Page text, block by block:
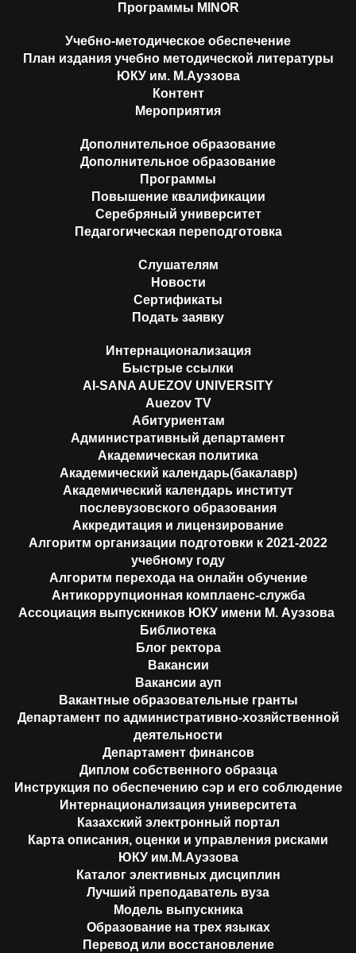
Программы MINOR
Учебно-методическое обеспечение
План издания учебно методической литературы
ЮКУ им. М.Ауэзова
Контент
Мероприятия
Дополнительное образование
Дополнительное образование
Программы
Повышение квалификации
Серебряный университет
Педагогическая переподготовка
Слушателям
Новости
Сертификаты
Подать заявку
Интернационализация
Быстрые ссылки
AI-SANA AUEZOV UNIVERSITY
Auezov TV
Абитуриентам
Административный департамент
Академическая политика
Академический календарь(бакалавр)
Академический календарь институт
послевузовского образования
Аккредитация и лицензирование
Алгоритм организации подготовки к 2021-2022
учебному году
Алгоритм перехода на онлайн обучение
Антикоррупционная комплаенс-служба
Ассоциация выпускников ЮКУ имени М. Ауэзова
Библиотека
Блог ректора
Вакансии
Вакансии ауп
Вакантные образовательные гранты
Департамент по административно-хозяйственной
деятельности
Департамент финансов
Диплом собственного образца
Инструкция по обеспечению сэр и его соблюдение
Интернационализация университета
Казахский электронный портал
Карта описания, оценки и управления рисками
ЮКУ им.М.Ауэзова
Каталог элективных дисциплин
Лучший преподаватель вуза
Модель выпускника
Образование на трех языках
Перевод или восстановление